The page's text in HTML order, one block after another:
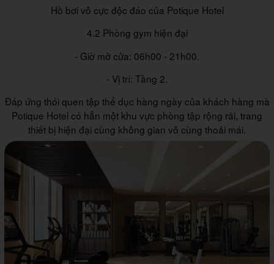
Hồ bơi vô cực độc đáo của Potique Hotel
4.2 Phòng gym hiện đại
- Giờ mở cửa: 06h00 - 21h00.
- Vị trí: Tầng 2.
Đáp ứng thói quen tập thể dục hàng ngày của khách hàng mà
Potique Hotel có hẳn một khu vực phòng tập rộng rãi, trang
thiết bị hiện đại cùng không gian vô cùng thoải mái.